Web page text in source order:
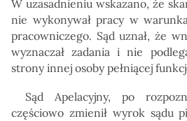
W uzasadnieniu wskazano, że
nie wykonywał pracy w
pracowniczego. Sąd uznał, że
wyznaczał zadania i nie
strony innej osoby pełniącej
Sąd Apelacyjny, po
częściowo zmienił wyrok sądu